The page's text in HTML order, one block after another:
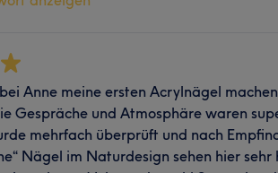
Anne meine ersten Acrylnägel
Gespräche und Atmosphäre waren
mehrfach überprüft und nach
Nägel im Naturdesign sehen hier